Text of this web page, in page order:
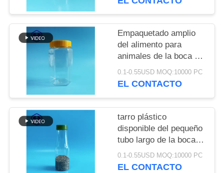
UNA CITA
MAPA
DEL
POLÍTICA
DE
PRIVACIDAD
Empaquetado amplio
del alimento para
animales de la boca del
envase de plástico
670ml del hexágono
0.1-0.55USD MOQ:10000 PC
EL CONTACTO
tarro plástico
disponible del pequeño
tubo largo de la boca
348ml para los dulces
FSSC
0.1-0.55USD MOQ:10000 PC
EL CONTACTO